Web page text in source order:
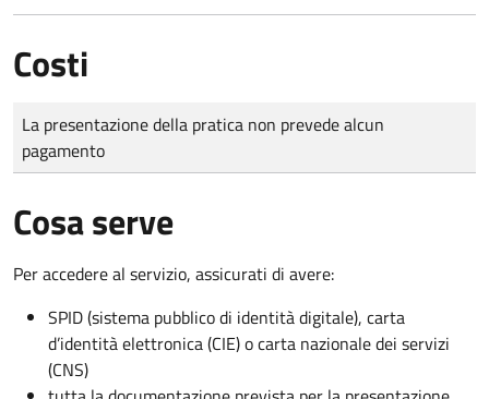
Costi
Tipo di pagamento
Importo
La presentazione della pratica non prevede alcun
pagamento
Cosa serve
Per accedere al servizio, assicurati di avere:
SPID (sistema pubblico di identità digitale), carta
d’identità elettronica (CIE) o carta nazionale dei servizi
(CNS)